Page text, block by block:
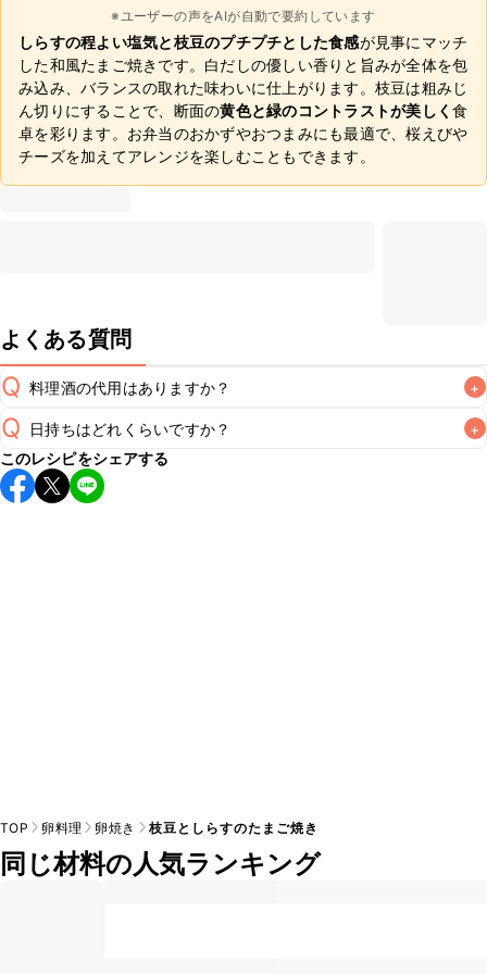
※ユーザーの声をAIが自動で要約しています
しらすの程よい塩気と枝豆のプチプチとした食感が見事にマッチ
した和風たまご焼きです。白だしの優しい香りと旨みが全体を包
み込み、バランスの取れた味わいに仕上がります。枝豆は粗みじ
ん切りにすることで、断面の黄色と緑のコントラストが美しく 食
卓を彩ります。お弁当のおかずやおつまみにも最適で、桜えびや
チーズを加えてアレンジを楽しむこともできます。
よくある質問
Q 料理酒の代用はありますか？ +
A
Q 日持ちはどれくらいですか？ +
保存期間は冷蔵で翌日中が目安です。なるべくお早めにお召
し上がりください。
このレシピをシェアする
TOP 卵料理 卵焼き 枝豆としらすのたまご焼き
同じ材料の人気ランキング